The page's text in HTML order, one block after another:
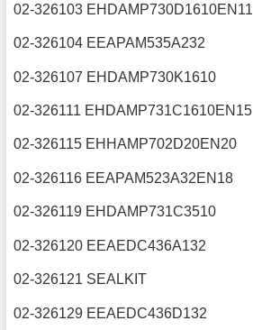
02-326103 EHDAMP730D1610EN11
02-326104 EEAPAM535A232
02-326107 EHDAMP730K1610
02-326111 EHDAMP731C1610EN15
02-326115 EHHAMP702D20EN20
02-326116 EEAPAM523A32EN18
02-326119 EHDAMP731C3510
02-326120 EEAEDC436A132
02-326121 SEALKIT
02-326129 EEAEDC436D132